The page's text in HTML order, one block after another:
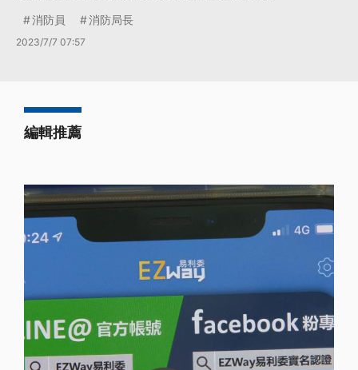
消防員 消防局長
2023/7/7 07:57
編輯推薦